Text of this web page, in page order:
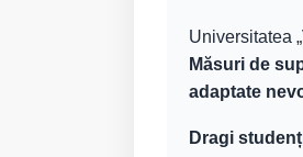
Universitatea
Măsuri de
adaptate
Dragi